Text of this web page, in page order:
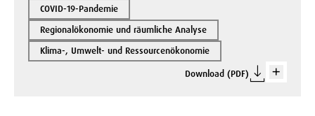
COVID-19-Pandemie
Regionalökonomie und räumliche Analyse
Klima-, Umwelt- und Ressourcenökonomie
Download (PDF)